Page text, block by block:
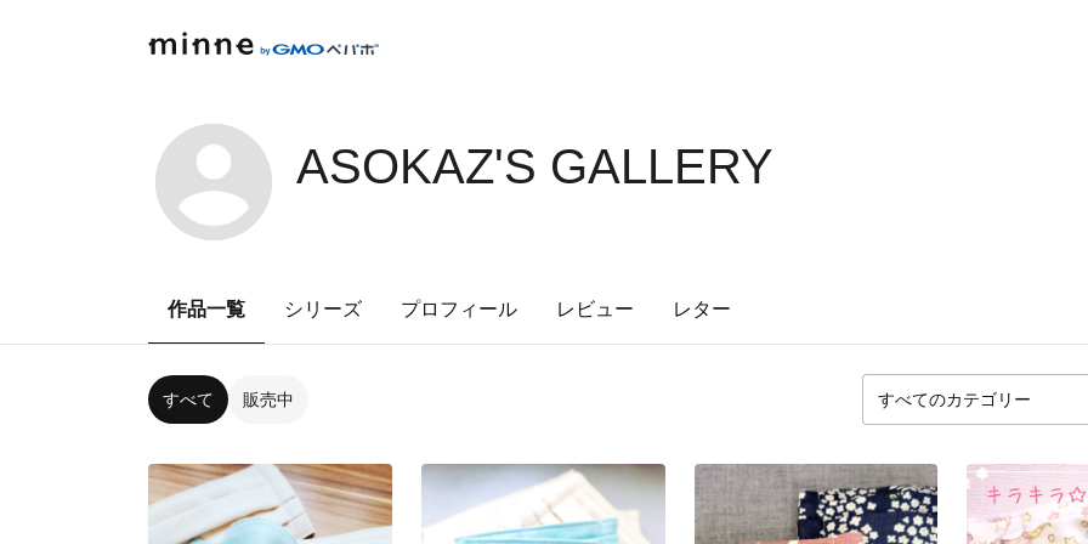
ASOKAZ'S GALLERY
作品一覧 シリーズ プロフィール レビュー レター
すべて 販売中